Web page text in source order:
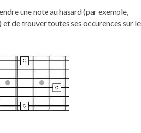
une note au hasard (par exemple,
de trouver toutes ses occurences sur le